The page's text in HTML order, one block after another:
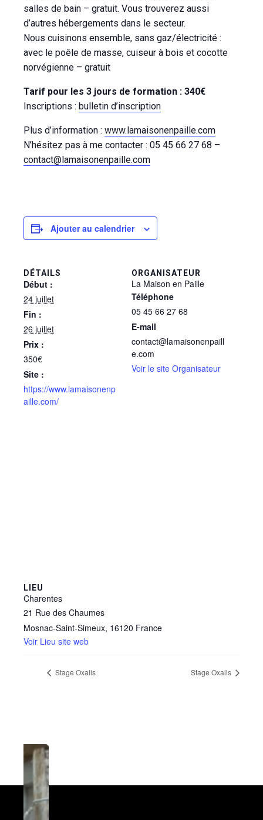
salles de bain – gratuit. Vous trouverez aussi
d’autres hébergements dans le secteur.
Nous cuisinons ensemble, sans gaz/électricité :
avec le poêle de masse, cuiseur à bois et cocotte
norvégienne – gratuit
Tarif pour les 3 jours de formation : 340€
Inscriptions : bulletin d’inscription
Plus d’information : www.lamaisonenpaille.com
N’hésitez pas à me contacter : 05 45 66 27 68 –
contact@lamaisonenpaille.com
Ajouter au calendrier
DÉTAILS
Début :
24 juillet
Fin :
26 juillet
Prix :
350€
Site :
https://www.lamaisonenp
aille.com/
ORGANISATEUR
La Maison en Paille
Téléphone
05 45 66 27 68
E-mail
contact@lamaisonenpaill
e.com
Voir le site Organisateur
LIEU
Charentes
21 Rue des Chaumes
Mosnac-Saint-Simeux, 16120 France
Voir Lieu site web
Stage Oxalis Stage Oxalis